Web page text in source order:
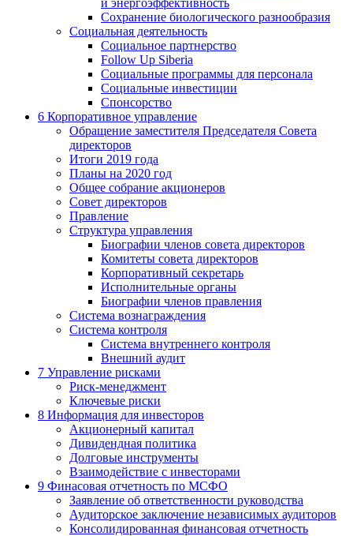
и энергоэффективность
Сохранение биологического разнообразия
Социальная деятельность
Социальное партнерство
Follow Up Siberia
Социальные программы для персонала
Социальные инвестиции
Спонсорство
6 Корпоративное управление
Обращение заместителя Председателя Совета
директоров
Итоги 2019 года
Планы на 2020 год
Общее собрание акционеров
Совет директоров
Правление
Структура управления
Биографии членов совета директоров
Комитеты совета директоров
Корпоративный секретарь
Исполнительные органы
Биографии членов правления
Система вознаграждения
Система контроля
Система внутреннего контроля
Внешний аудит
7 Управление рисками
Риск-менеджмент
Ключевые риски
8 Информация для инвесторов
Акционерный капитал
Дивидендная политика
Долговые инструменты
Взаимодействие с инвеcторами
9 Финасовая отчетность по МСФО
Заявление об ответственности руководства
Аудиторское заключение независимых аудиторов
Консолидированная финансовая отчетность